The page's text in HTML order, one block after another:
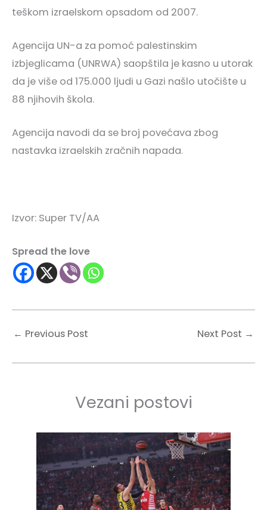
teškom izraelskom opsadom od 2007.
Agencija UN-a za pomoć palestinskim
izbjeglicama (UNRWA) saopštila je kasno u utorak
da je više od 175.000 ljudi u Gazi našlo utočište u
88 njihovih škola.
Agencija navodi da se broj povećava zbog
nastavka izraelskih zračnih napada.
Izvor: Super TV/AA
Spread the love
← Previous Post Next Post →
Vezani postovi